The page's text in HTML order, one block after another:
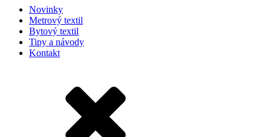
Novinky
Metrový textil
Bytový textil
Tipy a návody
Kontakt